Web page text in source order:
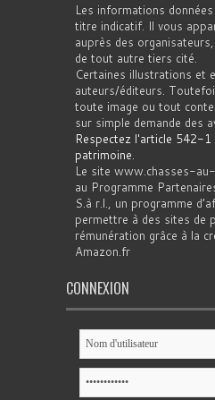
Les informations
titre indicatif. Il vous
auprès des
de tout autre tiers cité.
Certaines illustrations et
auteurs/éditeurs.
toute image ou tout
sur simple demande des
Respectez l'article 542-1
patrimoine.
Le site www.chasses-
au Programme
S.à r.l., un programme
permettre à des sites de
rémunération grâce à la
Amazon.fr
CONNEXION